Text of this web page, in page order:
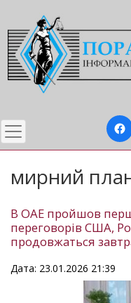
до
основного
вмісту
мирний
В ОАЕ пройшов
переговорів США,
продовжаться
Дата: 23.01.2026 21:39